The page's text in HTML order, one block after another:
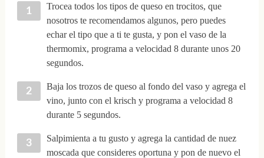
Trocea todos los tipos de queso en trocitos, que
nosotros te recomendamos algunos, pero puedes
echar el tipo que a ti te gusta, y pon el vaso de la
thermomix, programa a velocidad 8 durante unos 20
segundos.
Baja los trozos de queso al fondo del vaso y agrega el
vino, junto con el krisch y programa a velocidad 8
durante 5 segundos.
Salpimienta a tu gusto y agrega la cantidad de nuez
moscada que consideres oportuna y pon de nuevo el